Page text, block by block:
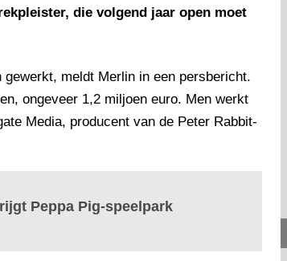
die volgend jaar open moet
meldt Merlin in een persbericht.
ongeveer 1,2 miljoen euro. Men werkt
Media, producent van de Peter Rabbit-
Peppa Pig-speelpark